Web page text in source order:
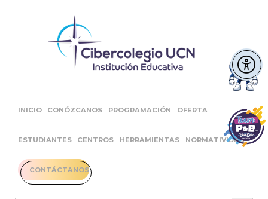
INICIO CONÓZCANOS PROGRAMACIÓN OFERTA
ESTUDIANTES CENTROS HERRAMIENTAS NORMATIVIDAD
CONTÁCTANOS